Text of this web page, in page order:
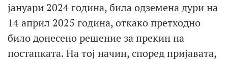
јануари 2024 година, била одземена дури на
14 април 2025 година, откако претходно
било донесено решение за прекин на
постапката. На тој начин, според пријавата,